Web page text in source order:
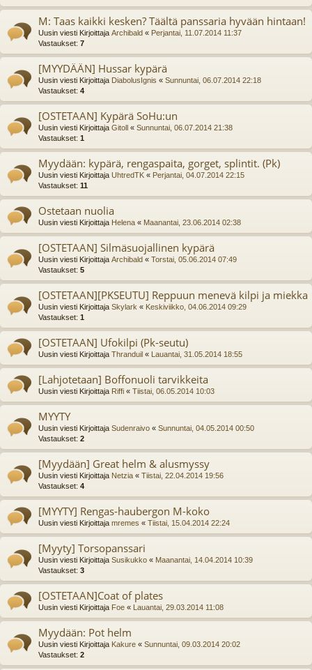
M: Taas kaikki kesken? Täältä panssaria hyvään hintaan!
Uusin viesti Kirjoittaja Archibald « Perjantai, 11.07.2014 11:37
Vastaukset: 7
[MYYDÄÄN] Hussar kypärä
Uusin viesti Kirjoittaja DiabolusIgnis « Sunnuntai, 06.07.2014 22:18
Vastaukset: 4
[OSTETAAN] Kypärä SoHu:un
Uusin viesti Kirjoittaja Gitoll « Sunnuntai, 06.07.2014 21:38
Vastaukset: 1
Myydään: kypärä, rengaspaita, gorget, splintit. (Pk)
Uusin viesti Kirjoittaja UhtredTK « Perjantai, 04.07.2014 22:15
Vastaukset: 11
Ostetaan nuolia
Uusin viesti Kirjoittaja Helena « Maanantai, 23.06.2014 02:38
[OSTETAAN] Silmäsuojallinen kypärä
Uusin viesti Kirjoittaja Archibald « Torstai, 05.06.2014 07:49
Vastaukset: 5
[OSTETAAN][PKSEUTU] Reppuun menevä kilpi ja miekka
Uusin viesti Kirjoittaja Skylark « Keskiviikko, 04.06.2014 09:29
Vastaukset: 1
[OSTETAAN] Ufokilpi (Pk-seutu)
Uusin viesti Kirjoittaja Thranduil « Lauantai, 31.05.2014 18:55
[Lahjotetaan] Boffonuoli tarvikkeita
Uusin viesti Kirjoittaja Riffi « Tiistai, 06.05.2014 10:03
MYYTY
Uusin viesti Kirjoittaja Sudenraivo « Sunnuntai, 04.05.2014 00:50
Vastaukset: 2
[Myydään] Great helm & alusmyssy
Uusin viesti Kirjoittaja Netzia « Tiistai, 22.04.2014 19:56
Vastaukset: 4
[MYYTY] Rengas-haubergon M-koko
Uusin viesti Kirjoittaja mremes « Tiistai, 15.04.2014 22:24
[Myyty] Torsopanssari
Uusin viesti Kirjoittaja Susikukko « Maanantai, 14.04.2014 10:39
Vastaukset: 3
[OSTETAAN]Coat of plates
Uusin viesti Kirjoittaja Foe « Lauantai, 29.03.2014 11:08
Myydään: Pot helm
Uusin viesti Kirjoittaja Kakure « Sunnuntai, 09.03.2014 20:02
Vastaukset: 2